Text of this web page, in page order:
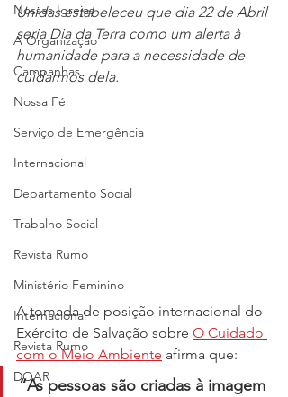
Nossas Igrejas
A Organização
Campanhas
Nossa Fé
Serviço de Emergência
Internacional
Departamento Social
Trabalho Social
Revista Rumo
Ministério Feminino
Internacional
Revista Rumo
DOAR
Unidas estabeleceu que dia 22 de Abril
seria Dia da Terra como um alerta à
humanidade para a necessidade de
cuidarmos dela.
A tomada de posição internacional do
Exército de Salvação sobre O Cuidado
com o Meio Ambiente afirma que:
“As pessoas são criadas à imagem